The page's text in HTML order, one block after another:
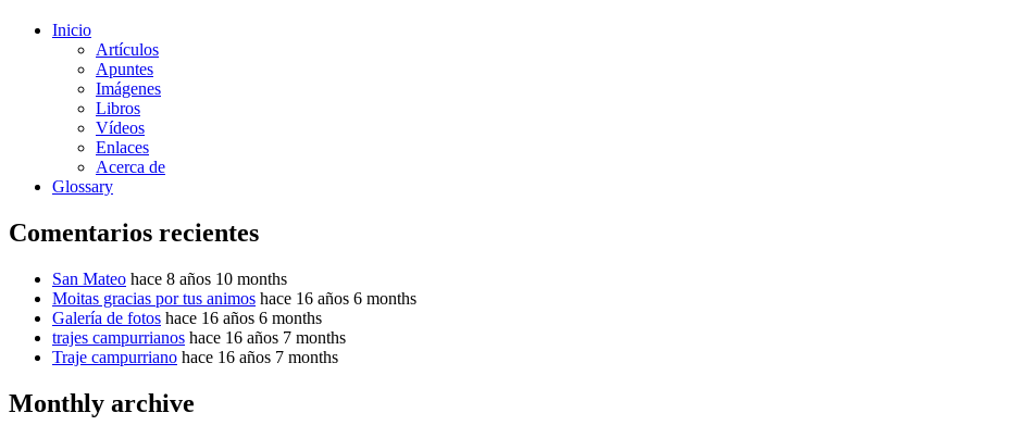
Inicio
Artículos
Apuntes
Imágenes
Libros
Vídeos
Enlaces
Acerca de
Glossary
Comentarios recientes
San Mateo hace 8 años 10 months
Moitas gracias por tus animos hace 16 años 6 months
Galería de fotos hace 16 años 6 months
trajes campurrianos hace 16 años 7 months
Traje campurriano hace 16 años 7 months
Monthly archive